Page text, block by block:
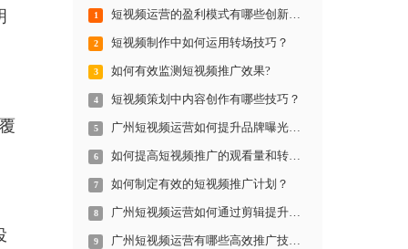
1 短视频运营的盈利模式有哪些创新方法？
2 短视频制作中如何运用转场技巧？
3 如何有效监测短视频推广效果?
4 短视频策划中内容创作有哪些技巧？
5 广州短视频运营如何提升品牌曝光率？
6 如何提高短视频推广的观看量和转化率？
7 如何制定有效的短视频推广计划？
8 广州短视频运营如何通过剪辑提升视频质量？
9 广州短视频运营有哪些高效推广技巧？